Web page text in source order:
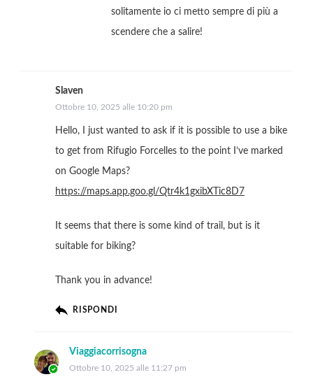
solitamente io ci metto sempre di più a
scendere che a salire!
Slaven
Ottobre 10, 2025 alle 10:20 pm
Hello, I just wanted to ask if it is possible to use a bike
to get from Rifugio Forcelles to the point I’ve marked
on Google Maps?
https://maps.app.goo.gl/Qtr4k1gxibXTic8D7
It seems that there is some kind of trail, but is it
suitable for biking?
Thank you in advance!
RISPONDI
Viaggiacorrisogna
Ottobre 10, 2025 alle 11:27 pm